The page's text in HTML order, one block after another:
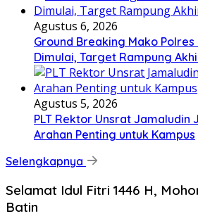
Agustus 6, 2026
Ground Breaking Mako
Dimulai, Target Rampung
Agustus 5, 2026
​PLT Rektor Unsrat Jamaludin
Arahan Penting untuk Kampus
Selengkapnya
Selamat Idul Fitri 1446 H,
Batin